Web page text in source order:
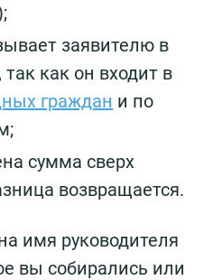
заявителю в
так как он входит в
граждан и по
сумма сверх
возвращается.
имя руководителя
вы собирались или